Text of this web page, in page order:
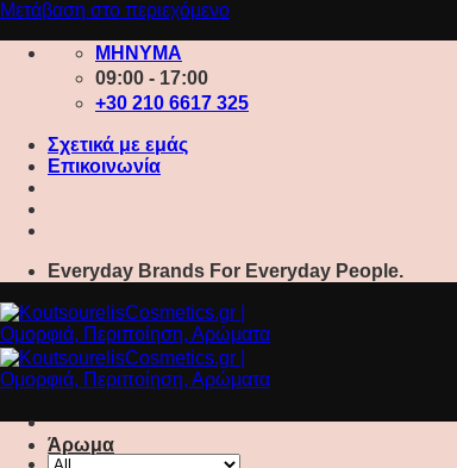
Μετάβαση στο περιεχόμενο
ΜΗΝΥΜΑ
09:00 - 17:00
+30 210 6617 325
Σχετικά με εμάς
Επικοινωνία
Everyday Brands For Everyday People.
Άρωμα